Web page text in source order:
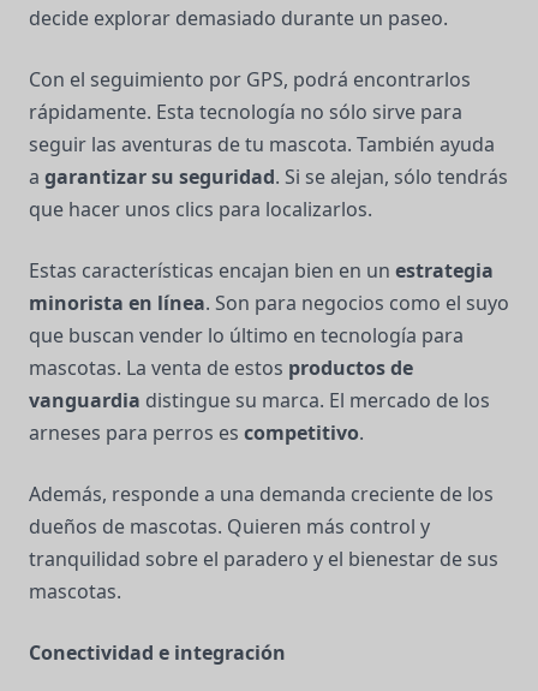
decide explorar demasiado durante un paseo.
Con el seguimiento por GPS, podrá encontrarlos
rápidamente. Esta tecnología no sólo sirve para
seguir las aventuras de tu mascota. También ayuda
a garantizar su seguridad. Si se alejan, sólo tendrás
que hacer unos clics para localizarlos.
Estas características encajan bien en un estrategia
minorista en línea. Son para negocios como el suyo
que buscan vender lo último en tecnología para
mascotas. La venta de estos productos de
vanguardia distingue su marca. El mercado de los
arneses para perros es competitivo.
Además, responde a una demanda creciente de los
dueños de mascotas. Quieren más control y
tranquilidad sobre el paradero y el bienestar de sus
mascotas.
Conectividad e integración